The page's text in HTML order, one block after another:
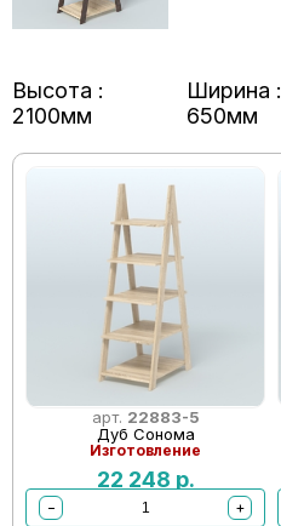
Высота :
2100мм
Ширина :
650мм
арт. 22883-5
Дуб Сонома
Изготовление
22 248 р.
−
+